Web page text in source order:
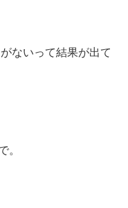
ないって結果が出て
。